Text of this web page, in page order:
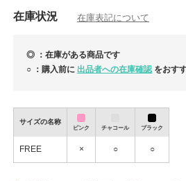
◆週末は当店休業となりますので、返信
*.。・:*・.+°*.。・:*・.+°*.。・:*・.+°*.。
在庫状況 在庫表記について
◎ ：在庫がある商品です
○ ：購入前に 出品者への在庫確認 をおす
サイズの名称
ピンク チャコール ブラック
FREE × ○ ○